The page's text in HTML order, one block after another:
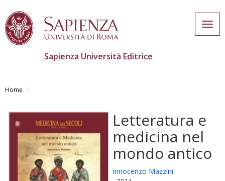
contenuto
Sapienza Università Editrice
Home
Letteratura e
medicina nel
mondo antico
Innocenzo Mazzini